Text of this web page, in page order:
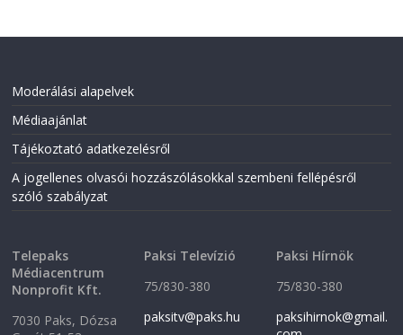
Moderálási alapelvek
Médiaajánlat
Tájékoztató adatkezelésről
A jogellenes olvasói hozzászólásokkal szembeni fellépésről
szóló szabályzat
Telepaks
Médiacentrum
Nonprofit Kft.
7030 Paks, Dózsa
Paksi Televízió
75/830-380
paksitv@paks.hu
Paksi Hírnök
75/830-380
paksihirnok@gmail.